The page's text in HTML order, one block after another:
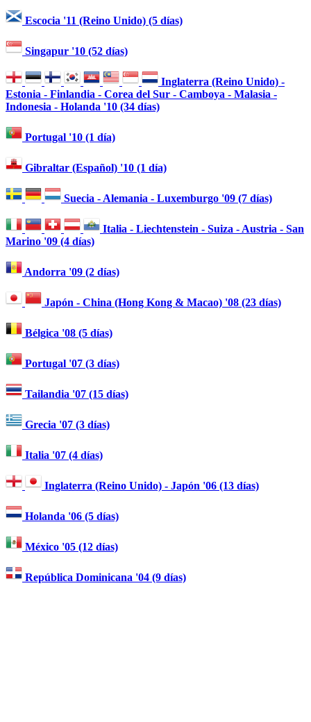
Escocia '11 (Reino Unido) (5 días)
Singapur '10 (52 días)
Inglaterra (Reino Unido) -
Estonia - Finlandia - Corea del Sur - Camboya - Malasia -
Indonesia - Holanda '10 (34 días)
Portugal '10 (1 día)
Gibraltar (Español) '10 (1 día)
Suecia - Alemania - Luxemburgo '09 (7 días)
Italia - Liechtenstein - Suiza - Austria - San
Marino '09 (4 días)
Andorra '09 (2 días)
Japón - China (Hong Kong & Macao) '08 (23 días)
Bélgica '08 (5 días)
Portugal '07 (3 días)
Tailandia '07 (15 días)
Grecia '07 (3 días)
Italia '07 (4 días)
Inglaterra (Reino Unido) - Japón '06 (13 días)
Holanda '06 (5 días)
México '05 (12 días)
República Dominicana '04 (9 días)